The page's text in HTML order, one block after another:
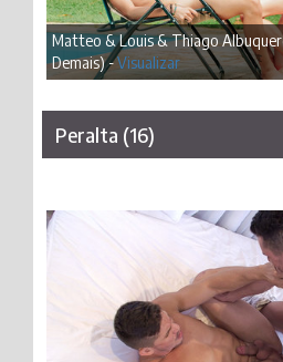
Matteo & Louis & Thiago
Demais) -Visualizar
Peralta (16)